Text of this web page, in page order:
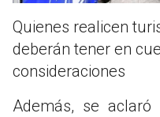
Quienes realicen
deberán tener en
consideraciones
Además, se